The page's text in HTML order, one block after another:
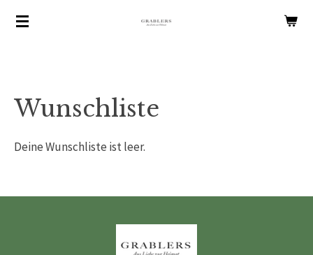
Zum
Wunschliste
Deine Wunschliste ist leer.